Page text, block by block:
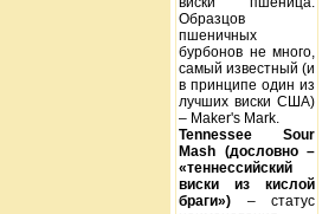
Образцов
пшеничных
бурбонов не много,
самый известный (и
в принципе один из
лучших виски США)
– Maker's Mark.
Tennessee Sour
Mash (дословно –
«теннессийский
виски из кислой
браги») – статус